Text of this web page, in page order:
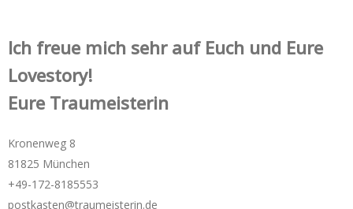
Ich freue mich sehr auf Euch und Eure
Lovestory!
Eure Traumeisterin
Kronenweg 8
81825 München
+49-172-­8185553
postkasten@traumeisterin.de